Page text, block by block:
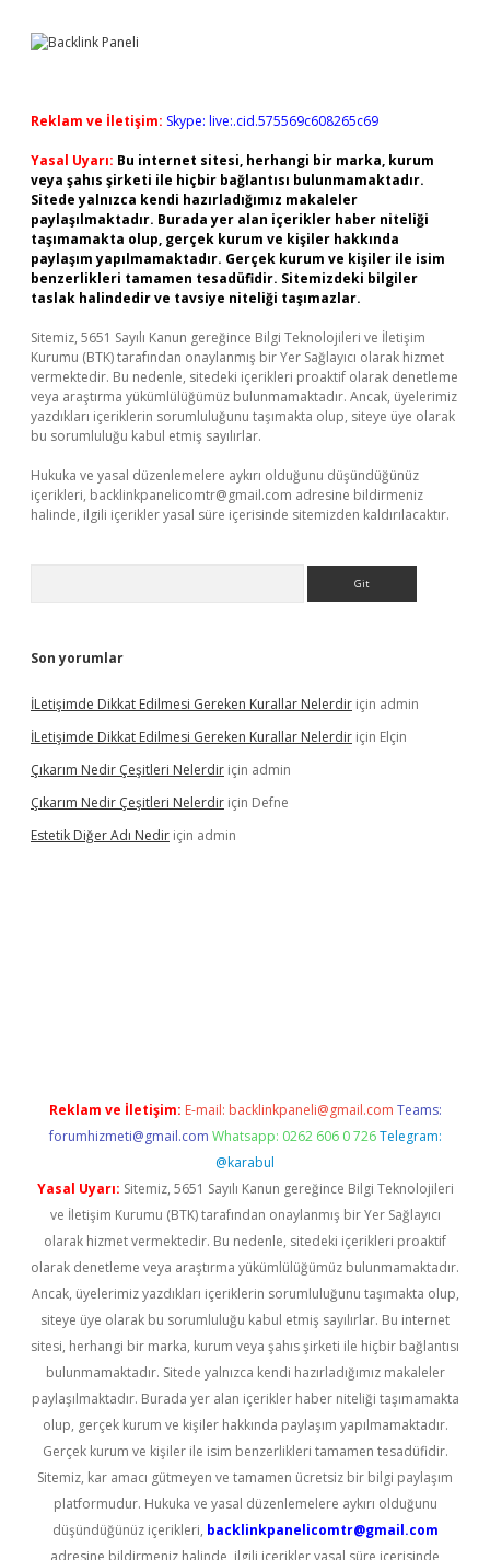
Reklam ve İletişim: Skype: live:.cid.575569c608265c69
Yasal Uyarı: Bu internet sitesi, herhangi bir marka, kurum
veya şahıs şirketi ile hiçbir bağlantısı bulunmamaktadır.
Sitede yalnızca kendi hazırladığımız makaleler
paylaşılmaktadır. Burada yer alan içerikler haber niteliği
taşımamakta olup, gerçek kurum ve kişiler hakkında
paylaşım yapılmamaktadır. Gerçek kurum ve kişiler ile isim
benzerlikleri tamamen tesadüfidir. Sitemizdeki bilgiler
taslak halindedir ve tavsiye niteliği taşımazlar.
Sitemiz, 5651 Sayılı Kanun gereğince Bilgi Teknolojileri ve İletişim
Kurumu (BTK) tarafından onaylanmış bir Yer Sağlayıcı olarak hizmet
vermektedir. Bu nedenle, sitedeki içerikleri proaktif olarak denetleme
veya araştırma yükümlülüğümüz bulunmamaktadır. Ancak, üyelerimiz
yazdıkları içeriklerin sorumluluğunu taşımakta olup, siteye üye olarak
bu sorumluluğu kabul etmiş sayılırlar.
Hukuka ve yasal düzenlemelere aykırı olduğunu düşündüğünüz
içerikleri, backlinkpanelicomtr@gmail.com adresine bildirmeniz
halinde, ilgili içerikler yasal süre içerisinde sitemizden kaldırılacaktır.
Son yorumlar
İLetişimde Dikkat Edilmesi Gereken Kurallar Nelerdir için admin
İLetişimde Dikkat Edilmesi Gereken Kurallar Nelerdir için Elçin
Çıkarım Nedir Çeşitleri Nelerdir için admin
Çıkarım Nedir Çeşitleri Nelerdir için Defne
Estetik Diğer Adı Nedir için admin
Reklam ve İletişim: E-mail: backlinkpaneli@gmail.com Teams:
forumhizmeti@gmail.com Whatsapp: 0262 606 0 726 Telegram:
@karabul
Yasal Uyarı: Sitemiz, 5651 Sayılı Kanun gereğince Bilgi Teknolojileri
ve İletişim Kurumu (BTK) tarafından onaylanmış bir Yer Sağlayıcı
olarak hizmet vermektedir. Bu nedenle, sitedeki içerikleri proaktif
olarak denetleme veya araştırma yükümlülüğümüz bulunmamaktadır.
Ancak, üyelerimiz yazdıkları içeriklerin sorumluluğunu taşımakta olup,
siteye üye olarak bu sorumluluğu kabul etmiş sayılırlar. Bu internet
sitesi, herhangi bir marka, kurum veya şahıs şirketi ile hiçbir bağlantısı
bulunmamaktadır. Sitede yalnızca kendi hazırladığımız makaleler
paylaşılmaktadır. Burada yer alan içerikler haber niteliği taşımamakta
olup, gerçek kurum ve kişiler hakkında paylaşım yapılmamaktadır.
Gerçek kurum ve kişiler ile isim benzerlikleri tamamen tesadüfidir.
Sitemiz, kar amacı gütmeyen ve tamamen ücretsiz bir bilgi paylaşım
platformudur. Hukuka ve yasal düzenlemelere aykırı olduğunu
düşündüğünüz içerikleri, backlinkpanelicomtr@gmail.com
adresine bildirmeniz halinde, ilgili içerikler yasal süre içerisinde